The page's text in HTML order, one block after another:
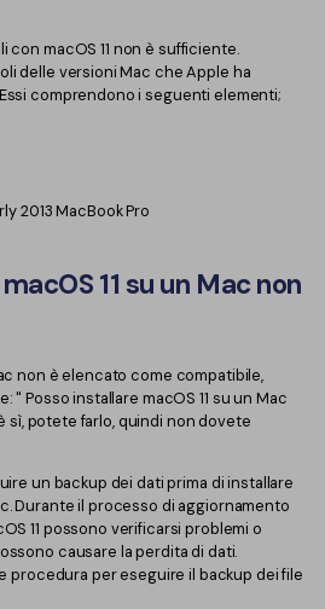
12
macOS 11 non è sufficiente.
delle versioni Mac che Apple ha
comprendono i seguenti elementi;
2013 MacBook Pro
11 su un Mac non
non è elencato come compatibile,
Posso installare macOS 11 su un Mac
sì, potete farlo, quindi non dovete
un backup dei dati prima di installare
Durante il processo di aggiornamento
11 possono verificarsi problemi o
causare la perdita di dati.
procedura per eseguire il backup dei file